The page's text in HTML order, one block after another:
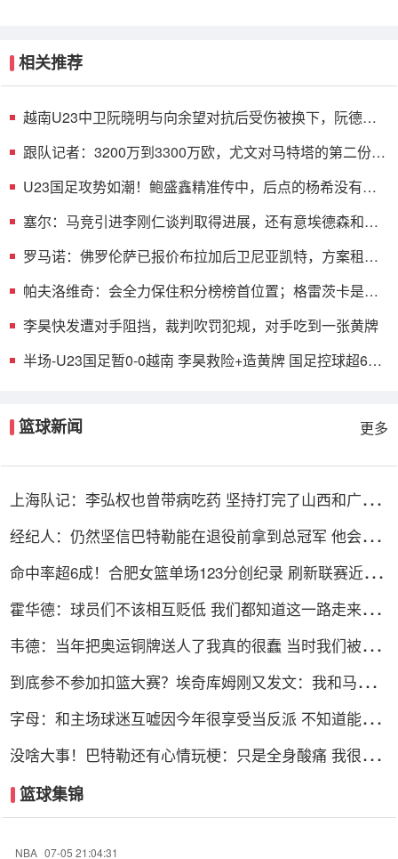
相关推荐
越南U23中卫阮晓明与向余望对抗后受伤被换下，阮德英
跟队记者：3200万到3300万欧，尤文对马特塔的第二份报
U23国足攻势如潮！鲍盛鑫精准传中，后点的杨希没有顶
塞尔：马竞引进李刚仁谈判取得进展，还有意埃德森和若
罗马诺：佛罗伦萨已报价布拉加后卫尼亚凯特，方案租借
帕夫洛维奇：会全力保住积分榜榜首位置；格雷茨卡是我
李昊快发遭对手阻挡，裁判吹罚犯规，对手吃到一张黄牌
半场-U23国足暂0-0越南 李昊救险+造黄牌 国足控球超6成
篮球新闻 更多
上海队记：李弘权也曾带病吃药 坚持打完了山西和广东
经纪人：仍然坚信巴特勒能在退役前拿到总冠军 他会迎
命中率超6成！合肥女篮单场123分创纪录 刷新联赛近12
霍华德：球员们不该相互贬低 我们都知道这一路走来有
韦德：当年把奥运铜牌送人了我真的很蠢 当时我们被灌
到底参不参加扣篮大赛？埃奇库姆刚又发文：我和马克西
字母：和主场球迷互嘘因今年很享受当反派 不知道能否
没啥大事！巴特勒还有心情玩梗：只是全身酸痛 我很快
篮球集锦
NBA 07-05 21:04:31